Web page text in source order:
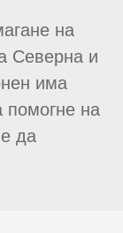
на
Северна и
има
помогне на
да